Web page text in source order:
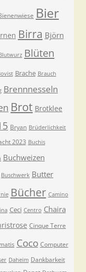
Bier
Birra Björn
Blüten
Brache Brauch
Brennnesseln
Brot Brotklee
Bryan Brüderlichkeit
2023 Buchis
Buchweizen
Buschwerk Butter
Bücher Camino
Ceci Centro Chaira
Cinque Terre
Coco Computer
Daheim Dankbarkeit